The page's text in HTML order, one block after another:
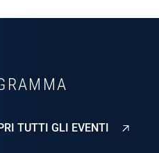
TUTTI GLI EVENTI